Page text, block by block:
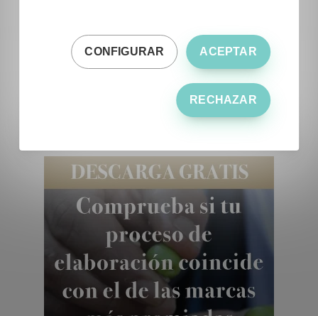
desfallecer en el intento.
ACEPTAR
CONFIGURAR
RECHAZAR